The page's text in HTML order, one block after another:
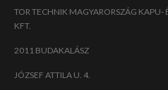
TOR TECHNIK MAGYARORSZÁG KAPU-
KFT.
2011 BUDAKALÁSZ
JÓZSEF ATTILA U. 4.